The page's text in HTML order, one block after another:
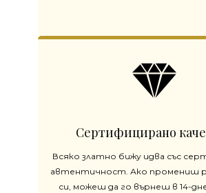
Сертифицирано
Всяко златно бижу идва със
автентичност. Ако промениш
си, можеш да го върнеш в 14-